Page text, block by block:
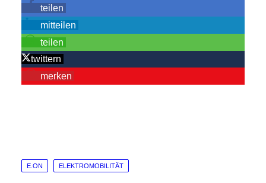
teilen
mitteilen
teilen
twittern
merken
E.ON ELEKTROMOBILITÄT